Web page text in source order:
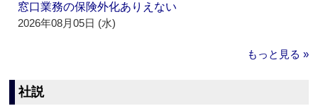
窓口業務の保険外化ありえない
2026年08月05日 (水)
もっと見る »
社説